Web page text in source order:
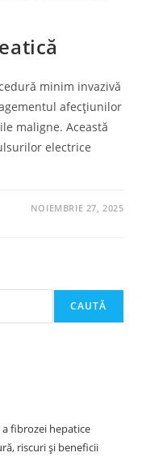
minim invazivă
afecțiunilor
maligne. Această
electrice
NOIEMBRIE 27, 2025
CAUTĂ
fibrozei hepatice
riscuri și beneficii